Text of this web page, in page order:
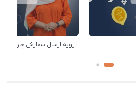
رویه ارسال سفارش چارسو